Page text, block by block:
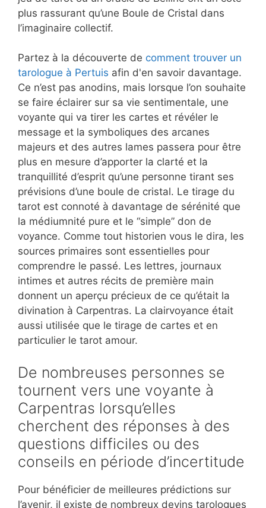
plus rassurant qu’une Boule de Cristal dans
l’imaginaire collectif.
Partez à la découverte de comment trouver un
tarologue à Pertuis afin d'en savoir davantage.
Ce n’est pas anodins, mais lorsque l’on souhaite
se faire éclairer sur sa vie sentimentale, une
voyante qui va tirer les cartes et révéler le
message et la symboliques des arcanes
majeurs et des autres lames passera pour être
plus en mesure d’apporter la clarté et la
tranquillité d’esprit qu’une personne tirant ses
prévisions d’une boule de cristal. Le tirage du
tarot est connoté à davantage de sérénité que
la médiumnité pure et le “simple” don de
voyance. Comme tout historien vous le dira, les
sources primaires sont essentielles pour
comprendre le passé. Les lettres, journaux
intimes et autres récits de première main
donnent un aperçu précieux de ce qu’était la
divination à Carpentras. La clairvoyance était
aussi utilisée que le tirage de cartes et en
particulier le tarot amour.
De nombreuses personnes se
tournent vers une voyante à
Carpentras lorsqu’elles
cherchent des réponses à des
questions difficiles ou des
conseils en période d’incertitude
Pour bénéficier de meilleures prédictions sur
l’avenir, il existe de nombreux devins tarologues